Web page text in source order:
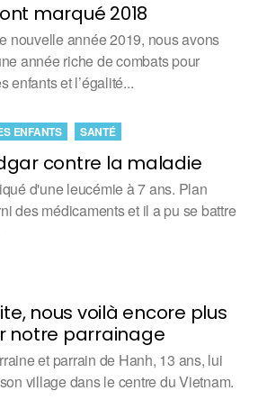
marqué 2018
nouvelle année 2019, nous avons
année riche de combats pour
enfants et l’égalité...
contre la maladie
ENFANTS SANTÉ
d'une leucémie à 7 ans. Plan
des médicaments et il a pu se battre
nous voilà encore plus
notre parrainage
et parrain de Hanh, 13 ans, lui
village dans le centre du Vietnam.